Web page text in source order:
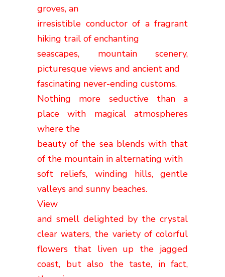
groves, an
irresistible conductor of a fragrant
hiking trail of enchanting
seascapes, mountain scenery,
picturesque views and ancient and
fascinating never-ending customs.
Nothing more seductive than a
place with magical atmospheres
where the
beauty of the sea blends with that
of the mountain in alternating with
soft reliefs, winding hills, gentle
valleys and sunny beaches.
View
and smell delighted by the crystal
clear waters, the variety of colorful
flowers that liven up the jagged
coast, but also the taste, in fact,